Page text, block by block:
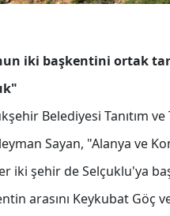
iki başkentini ortak
Belediyesi Tanıtım
Sayan, "Alanya ve
iki şehir de Selçuklu'ya
arasını Keykubat Göç